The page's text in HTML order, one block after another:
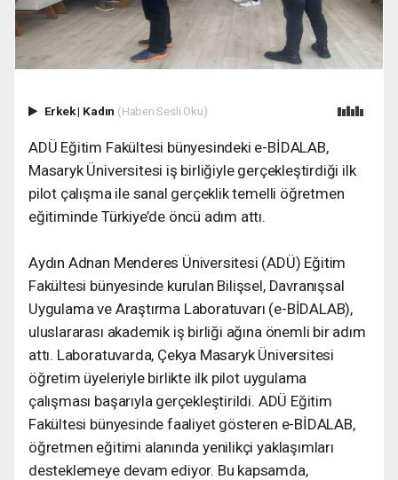
Erkek| Kadın (Haberi Sesli Oku)
ADÜ Eğitim Fakültesi bünyesindeki e-BİDALAB,
Masaryk Üniversitesi iş birliğiyle gerçekleştirdiği ilk
pilot çalışma ile sanal gerçeklik temelli öğretmen
eğitiminde Türkiye’de öncü adım attı.
Aydın Adnan Menderes Üniversitesi (ADÜ) Eğitim
Fakültesi bünyesinde kurulan Bilişsel, Davranışsal
Uygulama ve Araştırma Laboratuvarı (e-BİDALAB),
uluslararası akademik iş birliği ağına önemli bir adım
attı. Laboratuvarda, Çekya Masaryk Üniversitesi
öğretim üyeleriyle birlikte ilk pilot uygulama
çalışması başarıyla gerçekleştirildi. ADÜ Eğitim
Fakültesi bünyesinde faaliyet gösteren e-BİDALAB,
öğretmen eğitimi alanında yenilikçi yaklaşımları
desteklemeye devam ediyor. Bu kapsamda,